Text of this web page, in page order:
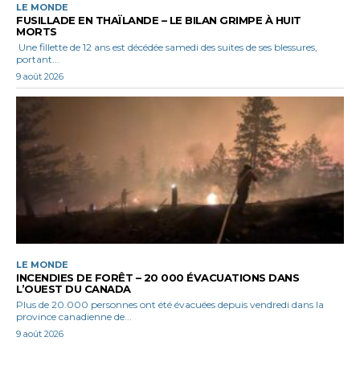
LE MONDE
FUSILLADE EN THAÏLANDE – LE BILAN GRIMPE À HUIT
MORTS
Une fillette de 12 ans est décédée samedi des suites de ses blessures,
portant...
9 août 2026
LE MONDE
INCENDIES DE FORÊT – 20 000 ÉVACUATIONS DANS
L’OUEST DU CANADA
Plus de 20.000 personnes ont été évacuées depuis vendredi dans la
province canadienne de...
9 août 2026